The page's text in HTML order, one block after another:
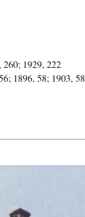
260; 1929, 222
1896, 58; 1903, 58